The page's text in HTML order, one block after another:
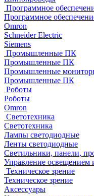
Программное
Программное
Omron
Schneider Electric
Siemens
Промышленные ПК
Промышленные ПК
Промышленные
Промышленные ПК
Роботы
Роботы
Omron
Светотехника
Светотехника
Лампы светодиодные
Ленты светодиодные
Светильники, панели,
Управление
Техническое зрение
Техническое зрение
Аксессуары